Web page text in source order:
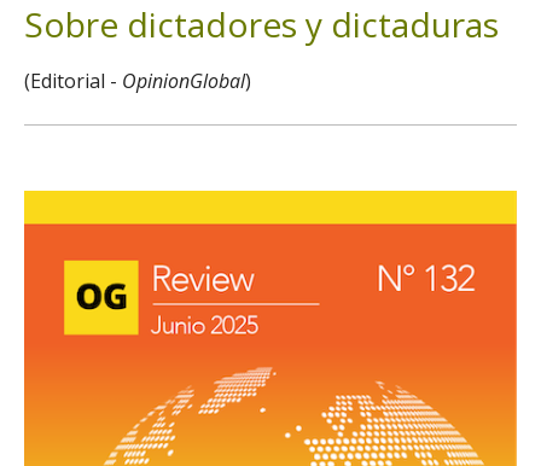
Sobre dictadores y dictaduras
(Editorial - OpinionGlobal)